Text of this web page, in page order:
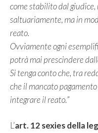
come stabilito dal
saltuariamente, ma in
reato.
Ovviamente ogni
potrà mai prescindere
Si tenga conto che, tra
che il mancato
integrare il reato.”
L’art. 12 sexies della